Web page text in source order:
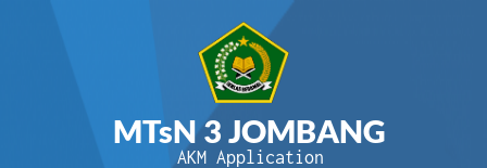
MTsN 3 JOMBANG
AKM Application